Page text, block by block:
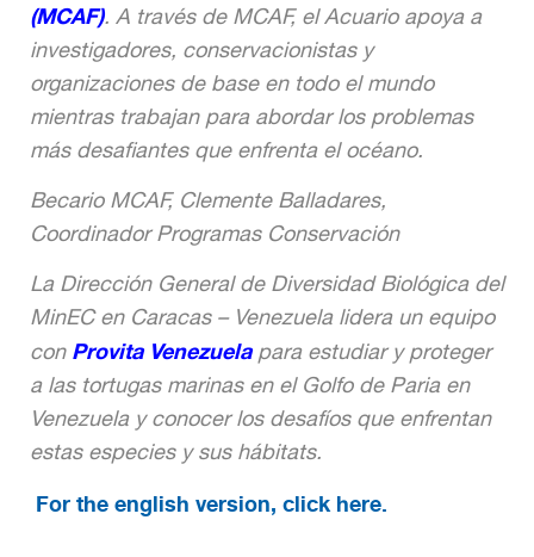
(MCAF). A través de MCAF, el Acuario apoya a
investigadores, conservacionistas y
organizaciones de base en todo el mundo
mientras trabajan para abordar los problemas
más desafiantes que enfrenta el océano.
Becario MCAF, Clemente Balladares,
Coordinador Programas Conservación
La Dirección General de Diversidad Biológica del
MinEC en Caracas – Venezuela lidera un equipo
con Provita Venezuelapara estudiar y proteger
a las tortugas marinas en el Golfo de Paria en
Venezuela y conocer los desafíos que enfrentan
estas especies y sus hábitats.
For the english version, click here.